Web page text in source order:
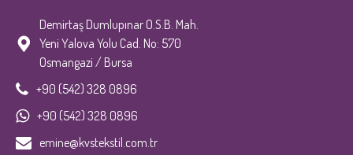
Demirtaş Dumlupınar O.S.B. Mah.
Yeni Yalova Yolu Cad. No: 570
Osmangazi / Bursa
+90 (542) 328 0896
+90 (542) 328 0896
emine@kvstekstil.com.tr